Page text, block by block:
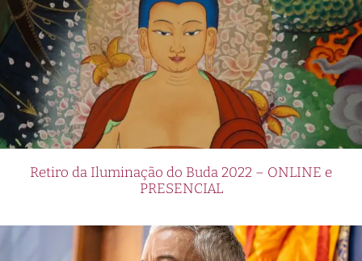
Retiro da Iluminação do Buda 2022 – ONLINE e
PRESENCIAL